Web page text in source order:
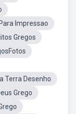
Impressao
Gregos
Terra Desenho
Grego